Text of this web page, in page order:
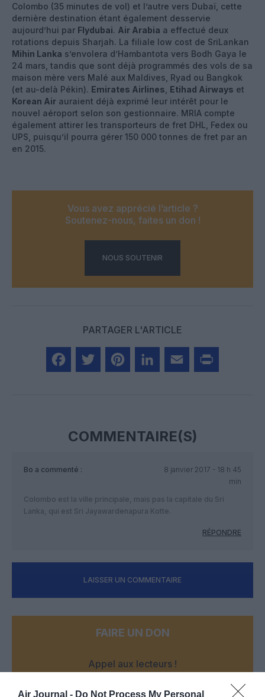
Air Journal - Do Not Process My Personal
Colombo (35 minutes de vol) et l’autre vers Dubaï, cette
dernière destination étant également desservie
aujourd’hui par Flydubai. Air Arabia a effectué deux
rotations depuis Sharjah. La filiale low cost de SriLankan
Mihin Lanka s’envolera d’Hambantota vers Bodh Gaya le
24 mars, tandis que sont déjà programmés des vols de sa
maison mère vers Malé aux Maldives, Ryad ou Bangkok
(et au-delà Pékin). Emirates Airlines Etihad Airways et
Korean Air auraient déjà exprimé leur intérêt pour le
nouvel aéroport selon son gestionnaire. MRIA compte
également attirer les transporteurs de fret DHL, Fedex ou
UPS, puisqu’il pourra gérer 150 000 tonnes de fret par an
en 2015.
Vous avez apprécié l’article ?
Soutenez-nous, faites un don !
NOUS SOUTENIR
PARTAGER L'ARTICLE
COMMENTAIRE(S)
Bo a commenté :
8 janvier 2017 - 18 h 45
min
Colombo est la ville principale, mais pas la capitale du Sri
Lanka, qui est Sri Jayawardenapura Kotte.
RÉPONDRE
LAISSER UN COMMENTAIRE
FAIRE UN DON
Appel aux lecteurs !
développement !